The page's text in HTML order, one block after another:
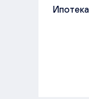
Ипотека